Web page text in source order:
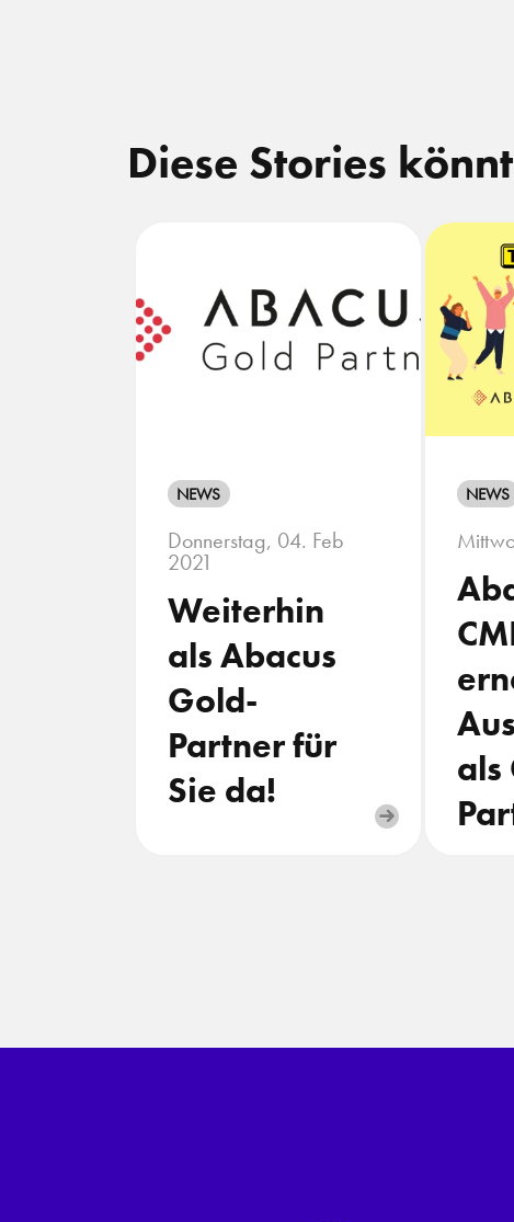
Diese Stories
NEWS
Donnerstag, 04. Feb
2021
Weiterhin
als Abacus
Gold-
Partner für
Sie da!
NEWS
als